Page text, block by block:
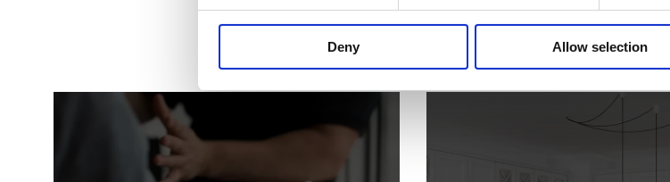
Deny Allow selection